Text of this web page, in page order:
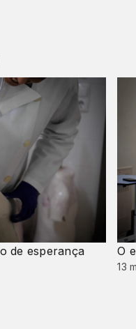
de esperança O
13